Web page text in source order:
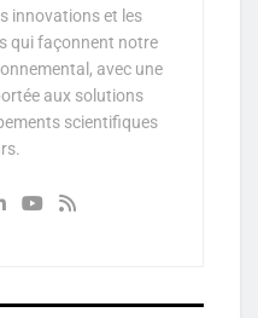
innovations et les
qui façonnent notre
avec une
aux solutions
scientifiques